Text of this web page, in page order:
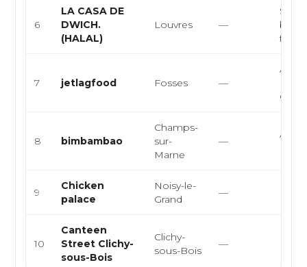
6
LA CASA DE
DWICH.
(HALAL)
Louvres —
food
7 jetlagfood Fosses —
8 bimbambao
Champs-
sur-
Marne
—
9
Chicken
palace
Noisy-le-
Grand
—
10
Canteen
Street Clichy-
sous-Bois
Clichy-
sous-Bois
—